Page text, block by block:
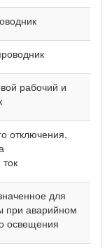
рабочий и
отключения,
для
при аварийном
освещения